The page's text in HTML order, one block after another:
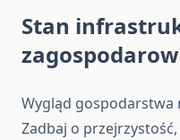
Stan
Wygląd gospodarstwa
Zadbaj o